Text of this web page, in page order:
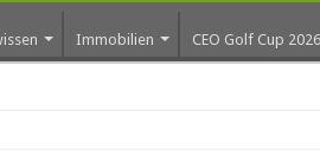
Immobilien CEO Golf Cup 2026